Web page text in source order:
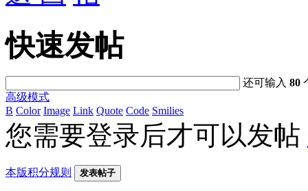
快速发帖
还可输入80
高级模式
B Color Image Link Quote Code Smilies
您需要登录后才可以发帖
本版积分规则 发表帖子